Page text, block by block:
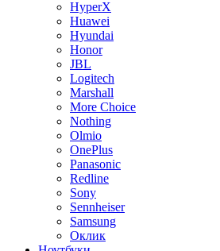
HyperX
Huawei
Hyundai
Honor
JBL
Logitech
Marshall
More Choice
Nothing
Olmio
OnePlus
Panasonic
Redline
Sony
Sennheiser
Samsung
Оклик